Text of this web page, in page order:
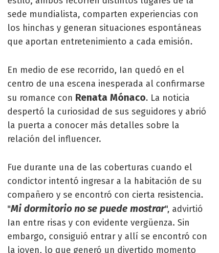
sede mundialista, comparten experiencias con
los hinchas y generan situaciones espontáneas
que aportan entretenimiento a cada emisión.
En medio de ese recorrido, Ian quedó en el
centro de una escena inesperada al confirmarse
su romance con Renata Mónaco. La noticia
despertó la curiosidad de sus seguidores y abrió
la puerta a conocer más detalles sobre la
relación del influencer.
Fue durante una de las coberturas cuando el
condictor intentó ingresar a la habitación de su
compañero y se encontró con cierta resistencia.
"Mi dormitorio no se puede mostrar", advirtió
Ian entre risas y con evidente vergüenza. Sin
embargo, consiguió entrar y allí se encontró con
la joven, lo que generó un divertido momento